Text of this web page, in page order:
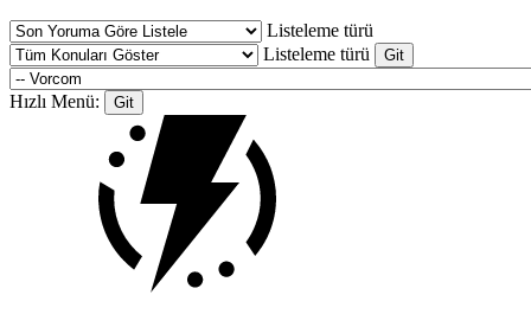
Listeleme türü
Listeleme türü
Hızlı Menü: